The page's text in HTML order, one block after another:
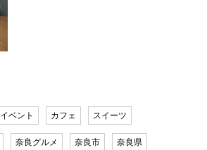
イベント カフェ スイーツ
奈良グルメ 奈良市 奈良県